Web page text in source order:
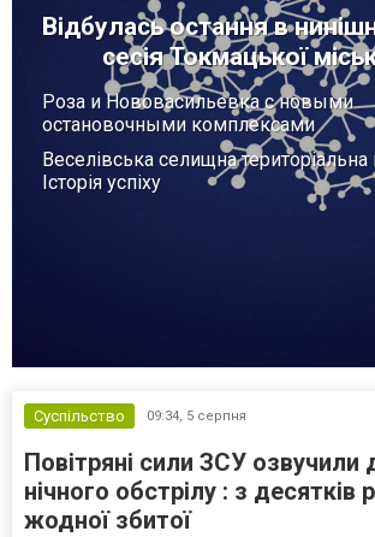
Відбулась остання в
сесія Токмацької
Роза и Нововасильевка с новыми
остановочными комплексами
Веселівська селищна
Історія успіху
Суспільство 09:34, 5 серпня
Повітряні сили ЗСУ озвучили
нічного обстрілу : з десятків
жодної збитої